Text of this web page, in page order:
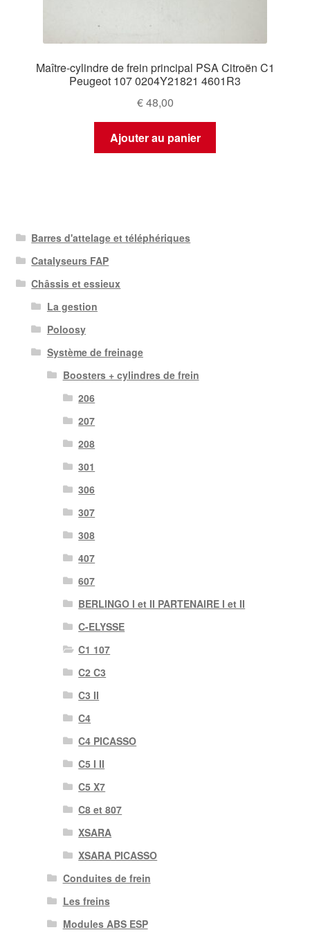
Maître-cylindre de frein principal PSA Citroën C1
Peugeot 107 0204Y21821 4601R3
€48,00
Ajouter au panier
Barres d'attelage et téléphériques
Catalyseurs FAP
Châssis et essieux
La gestion
Poloosy
Système de freinage
Boosters + cylindres de frein
206
207
208
301
306
307
308
407
607
BERLINGO I et II PARTENAIRE I et II
C-ELYSSE
C1 107
C2 C3
C3 II
C4
C4 PICASSO
C5 I II
C5 X7
C8 et 807
XSARA
XSARA PICASSO
Conduites de frein
Les freins
Modules ABS ESP